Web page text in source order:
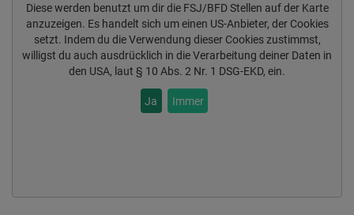
Diese werden benutzt um dir die FSJ/BFD Stellen auf der Karte
anzuzeigen. Es handelt sich um einen US-Anbieter, der Cookies
setzt. Indem du die Verwendung dieser Cookies zustimmst,
willigst du auch ausdrücklich in die Verarbeitung deiner Daten in
den USA, laut § 10 Abs. 2 Nr. 1 DSG-EKD, ein.
Ja Immer